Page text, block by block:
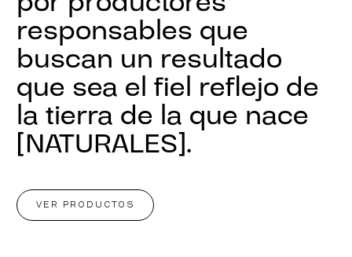
responsables que
buscan un resultado
que sea el fiel reflejo de
la tierra de la que nace
[NATURALES].
VER PRODUCTOS